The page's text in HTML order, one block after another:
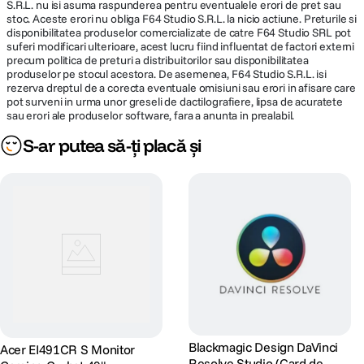
aplicatii cu ajutorul
asistentei AI generative
centralizate Copilot din
Windows 11. Acces
rapid prin simpla
apasare a tastei
dedicate Copilot.
Beneficiezi de incadrare
automata, estompare
avansata a fundalului si
corectare a privirii
pentru apeluri video
imbunatatite cu AI, in
timp ce tehnologia Acer
TNR asigura imagini mai
clare in conditii de
lumina scazuta.
Folosind algoritmi AI si
un al treilea microfon
pentru a detecta si
reduce zgomotul de
fundal, Acer
PurifiedVoice™ 2.0
ofera un sunet clar, fara
distrageri, pentru o
experienta cu
NitroSense™, suita
intuitiva de
personalizare care iti
permite sa reglezi
viteza ventilatoarelor,
laptopului Nitro 16 in
Format display WUXGA
Finisaj display Anti-Glare
Rezolutie 1920 x 1200 pixeli
stocare
1 TB
S.R.L. nu isi asuma raspunderea pentru eventualele erori de pret sau
stoc. Aceste erori nu obliga F64 Studio S.R.L. la nicio actiune. Preturile si
disponibilitatea produselor comercializate de catre F64 Studio SRL pot
suferi modificari ulterioare, acest lucru fiind influentat de factori externi
precum politica de preturi a distribuitorilor sau disponibilitatea
produselor pe stocul acestora. De asemenea, F64 Studio S.R.L. isi
rezerva dreptul de a corecta eventuale omisiuni sau erori in afisare care
pot surveni in urma unor greseli de dactilografiere, lipsa de acuratete
sau erori ale produselor software, fara a anunta in prealabil.
S-ar putea să-ți placă și
Acer EI491CR S Monitor
Blackmagic Design DaVinci